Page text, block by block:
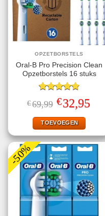
OPZETBORSTELS
Oral-B Pro Precision Clean
Opzetborstels 16 stuks
Gewaardeerd
4.78uit 5
€69,99 Oorspronkelijke
prijs
was:
€69,99.
€32,95prijs
TOEVOEGEN
-50%